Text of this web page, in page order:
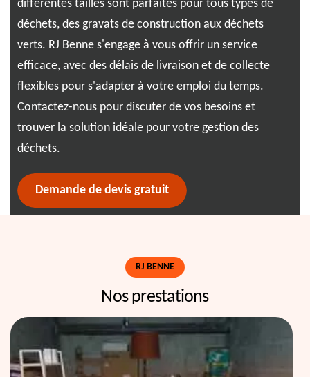
différentes tailles sont parfaites pour tous types de
déchets, des gravats de construction aux déchets
verts. RJ Benne s'engage à vous offrir un service
efficace, avec des délais de livraison et de collecte
flexibles pour s'adapter à votre emploi du temps.
Contactez-nous pour discuter de vos besoins et
trouver la solution idéale pour votre gestion des
déchets.
Demande de devis gratuit
RJ BENNE
Nos prestations